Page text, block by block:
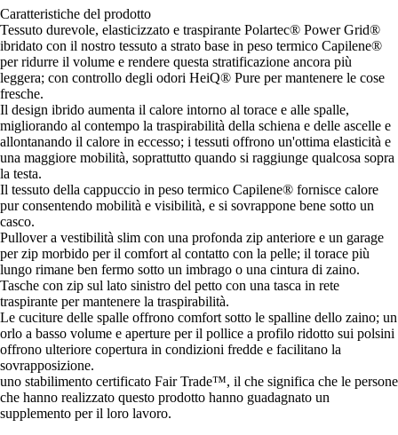
Caratteristiche del prodotto
Tessuto durevole, elasticizzato e traspirante Polartec® Power Grid®
ibridato con il nostro tessuto a strato base in peso termico Capilene®
per ridurre il volume e rendere questa stratificazione ancora più
leggera; con controllo degli odori HeiQ® Pure per mantenere le cose
fresche.
Il design ibrido aumenta il calore intorno al torace e alle spalle,
migliorando al contempo la traspirabilità della schiena e delle ascelle e
allontanando il calore in eccesso; i tessuti offrono un'ottima elasticità e
una maggiore mobilità, soprattutto quando si raggiunge qualcosa sopra
la testa.
Il tessuto della cappuccio in peso termico Capilene® fornisce calore
pur consentendo mobilità e visibilità, e si sovrappone bene sotto un
casco.
Pullover a vestibilità slim con una profonda zip anteriore e un garage
per zip morbido per il comfort al contatto con la pelle; il torace più
lungo rimane ben fermo sotto un imbrago o una cintura di zaino.
Tasche con zip sul lato sinistro del petto con una tasca in rete
traspirante per mantenere la traspirabilità.
Le cuciture delle spalle offrono comfort sotto le spalline dello zaino; un
orlo a basso volume e aperture per il pollice a profilo ridotto sui polsini
offrono ulteriore copertura in condizioni fredde e facilitano la
sovrapposizione.
uno stabilimento certificato Fair Trade™, il che significa che le persone
che hanno realizzato questo prodotto hanno guadagnato un
supplemento per il loro lavoro.